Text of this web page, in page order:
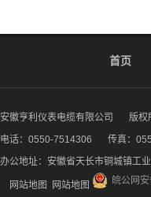
首页
安徽亨利仪表电缆有限公司 版权
电话：0550-7514306
传真：
办公地址：安徽省天长市铜城镇工
网站地图 网站地图 皖公网